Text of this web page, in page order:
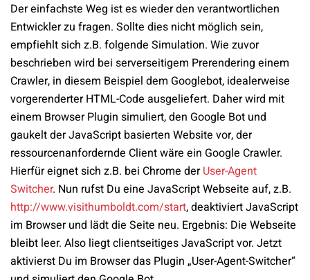
Der einfachste Weg ist es wieder den verantwortlichen
Entwickler zu fragen. Sollte dies nicht möglich sein,
empfiehlt sich z.B. folgende Simulation. Wie zuvor
beschrieben wird bei serverseitigem Prerendering einem
Crawler, in diesem Beispiel dem Googlebot, idealerweise
vorgerenderter HTML-Code ausgeliefert. Daher wird mit
einem Browser Plugin simuliert, den Google Bot und
gaukelt der JavaScript basierten Website vor, der
ressourcenanfordernde Client wäre ein Google Crawler.
Hierfür eignet sich z.B. bei Chrome derUser-Agent
Switcher. Nun rufst Du eine JavaScript Webseite auf, z.B.
http://www.visithumboldt.com/start, deaktiviert JavaScript
im Browser und lädt die Seite neu. Ergebnis: Die Webseite
bleibt leer. Also liegt clientseitiges JavaScript vor. Jetzt
aktivierst Du im Browser das Plugin „User-Agent-Switcher“